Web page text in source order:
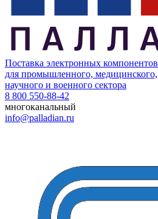
Поставка электронных компонентов
для промышленного, медицинского,
научного и военного сектора
8 800 550-88-42
многоканальный
info@palladian.ru